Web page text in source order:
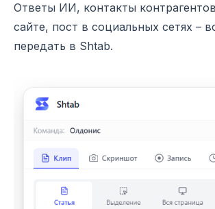
Ответы ИИ, контакты
сайте, пост в социальных сетях –
передать в Shtab.